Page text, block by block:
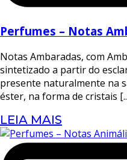
Perfumes – Notas
Notas Ambaradas, com
sintetizado a partir do
presente naturalmente na
éster, na forma de cristais
LEIA MAIS